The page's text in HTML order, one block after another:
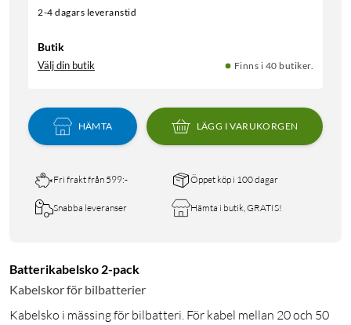
2-4 dagars leveranstid
Butik
Välj din butik Finns i 40 butiker.
HÄMTA LÄGG I VARUKORGEN
Fri frakt från 599:- Öppet köp i 100 dagar
Snabba leveranser Hämta i butik, GRATIS!
Batterikabelsko 2-pack
Kabelskor för bilbatterier
Kabelsko i mässing för bilbatteri. För kabel mellan 20 och 50